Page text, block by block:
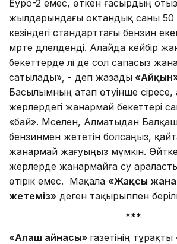
Еуро-2 емес, өткен ғасырдың
жылдарындағы октандық саны
кезіндегі стандарттағы бензин
мәрте дәлелденді. Алайда кейбір
бекеттерде әлі де сол сапасыз
сатылады», - деп жазады
Басылымның атап өтуінше
жерлердегі жанармай бекеттері
«бай». Мәселен, Алматыдан
бензинмен жететін болсаңыз,
жанармай жағуыңыз мүмкін.
жерлерде жанармайға су
өтірік емес. Мақала «Жақсы
жетеміз» деген тақырыппен
***
«Алаш айнасы» газетінің